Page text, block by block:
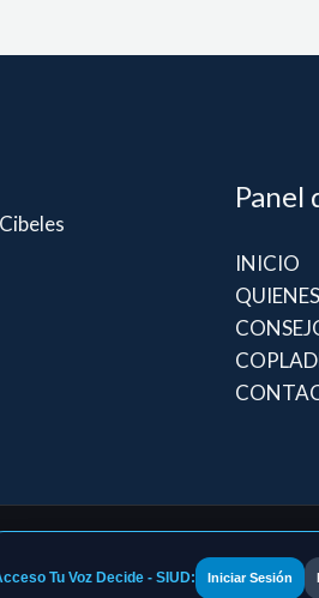
Panel
INICIO
Tu Voz Decide - SIUD: Iniciar Sesión